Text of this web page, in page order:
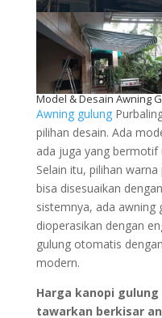
Model & Desain Awning
Awning gulung
pilihan desain. Ada
ada juga yang
Selain itu, pilihan
bisa disesuaikan
sistemnya, ada awning
dioperasikan dengan
gulung otomatis
modern.
Harga kanopi
tawarkan berkisar